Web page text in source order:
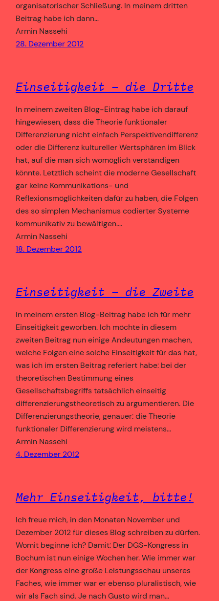
organisatorischer Schließung. In meinem dritten
Beitrag habe ich dann…
Armin Nassehi
28. Dezember 2012
Einseitigkeit – die Dritte
In meinem zweiten Blog-Eintrag habe ich darauf
hingewiesen, dass die Theorie funktionaler
Differenzierung nicht einfach Perspektivendifferenz
oder die Differenz kultureller Wertsphären im Blick
hat, auf die man sich womöglich verständigen
könnte. Letztlich scheint die moderne Gesellschaft
gar keine Kommunikations- und
Reflexionsmöglichkeiten dafür zu haben, die Folgen
des so simplen Mechanismus codierter Systeme
kommunikativ zu bewältigen.…
Armin Nassehi
18. Dezember 2012
Einseitigkeit – die Zweite
In meinem ersten Blog-Beitrag habe ich für mehr
Einseitigkeit geworben. Ich möchte in diesem
zweiten Beitrag nun einige Andeutungen machen,
welche Folgen eine solche Einseitigkeit für das hat,
was ich im ersten Beitrag referiert habe: bei der
theoretischen Bestimmung eines
Gesellschaftsbegriffs tatsächlich einseitig
differenzierungstheoretisch zu argumentieren. Die
Differenzierungstheorie, genauer: die Theorie
funktionaler Differenzierung wird meistens…
Armin Nassehi
4. Dezember 2012
Mehr Einseitigkeit, bitte!
Ich freue mich, in den Monaten November und
Dezember 2012 für dieses Blog schreiben zu dürfen.
Womit beginne ich? Damit: Der DGS-Kongress in
Bochum ist nun einige Wochen her. Wie immer war
der Kongress eine große Leistungsschau unseres
Faches, wie immer war er ebenso pluralistisch, wie
wir als Fach sind. Je nach Gusto wird man…